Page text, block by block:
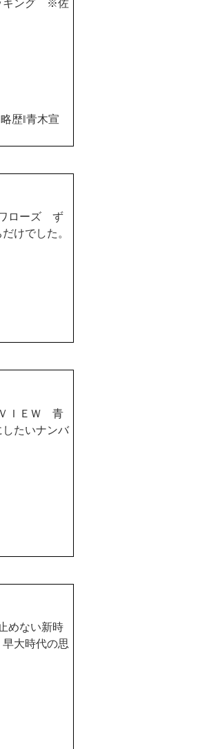
キング ※佐
歴‖青木宣
ローズ ず
けでした。
ＩＥＷ 青
たいナンバ
ない新時
大時代の思